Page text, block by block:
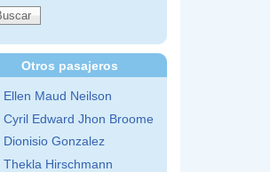
Otros pasajeros
Ellen Maud Neilson
Cyril Edward Jhon Broome
Dionisio Gonzalez
Thekla Hirschmann